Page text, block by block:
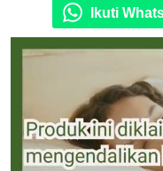
Ikuti